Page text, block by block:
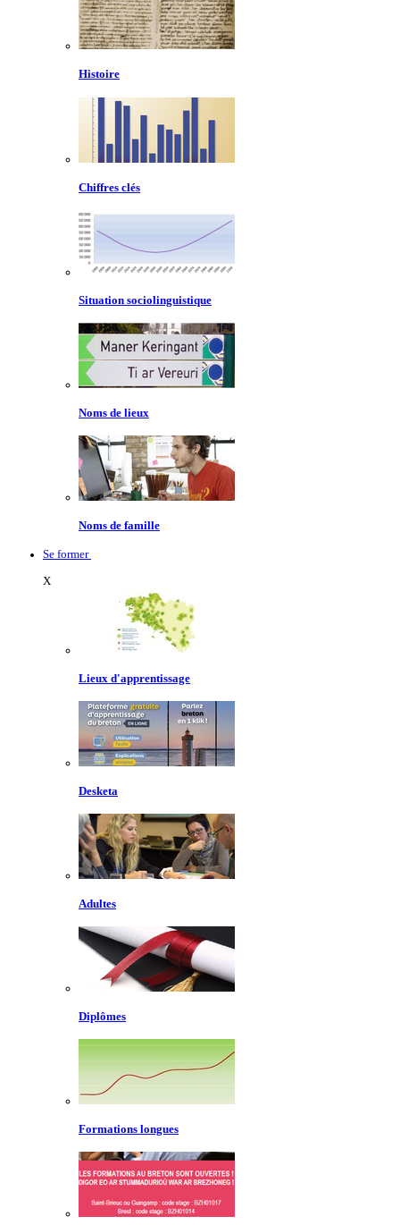
Histoire
Chiffres clés
Situation sociolinguistique
Noms de lieux
Noms de famille
Se former
X
Lieux d'apprentissage
Desketa
Adultes
Diplômes
Formations longues